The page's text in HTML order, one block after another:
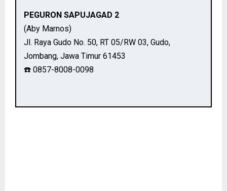
PEGURON SAPUJAGAD 2
(Aby Marnos)
Jl. Raya Gudo No. 50, RT 05/RW 03, Gudo,
Jombang, Jawa Timur 61453
☎️ 0857-8008-0098